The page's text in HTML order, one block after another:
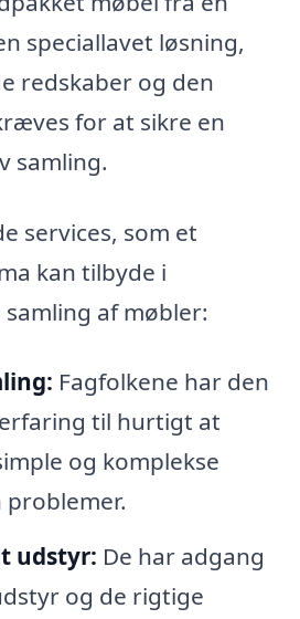
speciallavet løsning,
redskaber og den
for at sikre en
samling.
services, som et
kan tilbyde i
af møbler:
Fagfolkene har den
til hurtigt at
og komplekse
udstyr: De har adgang
og de rigtige